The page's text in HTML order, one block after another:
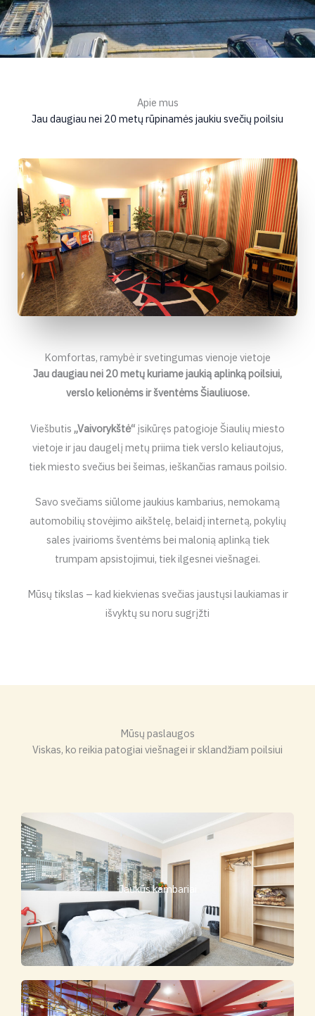
Apie mus
Jau daugiau nei 20 metų rūpinamės jaukiu svečių poilsiu
Komfortas, ramybė ir svetingumas vienoje vietoje
Jau daugiau nei 20 metų kuriame jaukią aplinką poilsiui,
verslo kelionėms ir šventėms Šiauliuose.
Viešbutis „Vaivorykštė“ įsikūręs patogioje Šiaulių miesto
vietoje ir jau daugelį metų priima tiek verslo keliautojus,
tiek miesto svečius bei šeimas, ieškančias ramaus poilsio.
Savo svečiams siūlome jaukius kambarius, nemokamą
automobilių stovėjimo aikštelę, belaidį internetą, pokylių
sales įvairioms šventėms bei malonią aplinką tiek
trumpam apsistojimui, tiek ilgesnei viešnagei.
Mūsų tikslas – kad kiekvienas svečias jaustųsi laukiamas ir
išvyktų su noru sugrįžti
Mūsų paslaugos
Viskas, ko reikia patogiai viešnagei ir sklandžiam poilsiui
Jaukūs kambariai